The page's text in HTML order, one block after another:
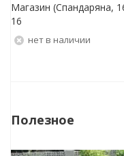
Магазин (Спандаряна,
16
Нет в наличии
Полезное